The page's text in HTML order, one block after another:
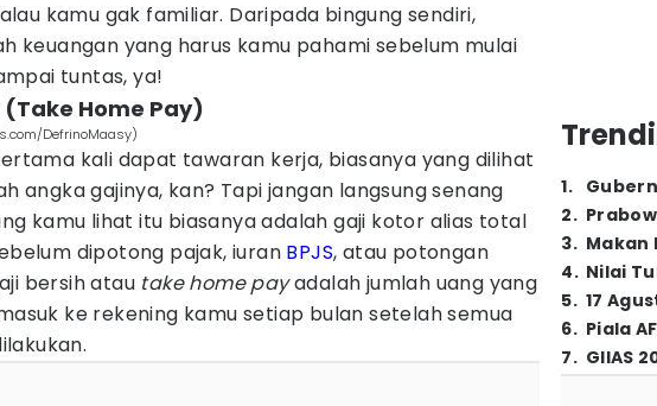
kamu gak familiar. Daripada bingung sendiri,
keuangan yang harus kamu pahami sebelum mulai
tuntas, ya!
(Take Home Pay)
DefrinoMaasy)
kali dapat tawaran kerja, biasanya yang dilihat
angka gajinya, kan? Tapi jangan langsung senang
kamu lihat itu biasanya adalah gaji kotor alias total
dipotong pajak, iuran BPJS, atau potongan
bersih atau take home payadalah jumlah uang yang
ke rekening kamu setiap bulan setelah semua
1.
2.
3. Makan
4. Nilai
5. 17
6. Piala
7. GIIAS